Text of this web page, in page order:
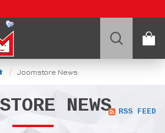
Joomstore News
NEWS RSS FEED